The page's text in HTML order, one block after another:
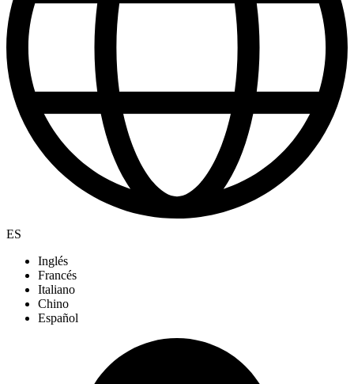
ES
Inglés
Francés
Italiano
Chino
Español